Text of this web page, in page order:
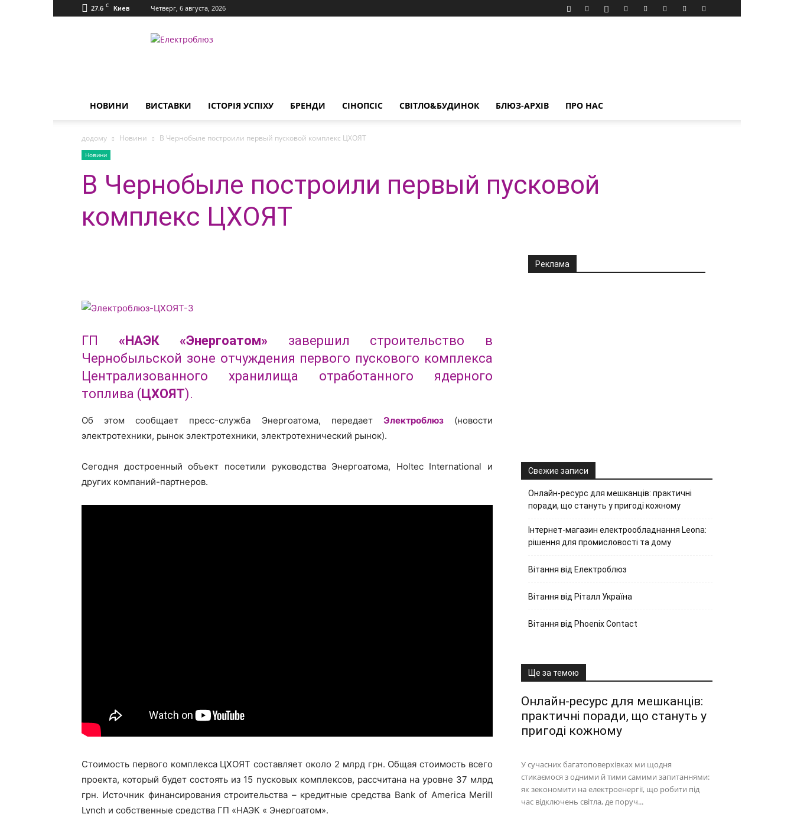
27.6 C Киев Четверг, 6 августа, 2026
Електроблюз
НОВИНИ ВИСТАВКИ ІСТОРІЯ УСПІХУ БРЕНДИ СІНОПСІС СВІТЛО&БУДИНОК БЛЮЗ-АРХІВ ПРО НАС
додому Новини В Чернобыле построили первый пусковой комплекс ЦХОЯТ
Новини
В Чернобыле построили первый пусковой
комплекс ЦХОЯТ
ГП «НАЭК «Энергоатом» завершил строительство в
Чернобыльской зоне отчуждения первого пускового комплекса
Централизованного хранилища отработанного ядерного
топлива (ЦХОЯТ).
Об этом сообщает пресс-служба Энергоатома, передает Электроблюз(новости
электротехники, рынок электротехники, электротехнический рынок).
Сегодня достроенный объект посетили руководства Энергоатома, Holtec International и
других компаний-партнеров.
Стоимость первого комплекса ЦХОЯТ составляет около 2 млрд грн. Общая стоимость всего
проекта, который будет состоять из 15 пусковых комплексов, рассчитана на уровне 37 млрд
грн. Источник финансирования строительства – кредитные средства Bank of America Merill
Lynch и собственные средства ГП «НАЭК « Энергоатом».
Реклама
Свежие записи
Онлайн-ресурс для мешканців: практичні
поради, що стануть у пригоді кожному
Інтернет-магазин електрообладнання Leona:
рішення для промисловості та дому
Вітання від Електроблюз
Вітання від Ріталл Україна
Вітання від Phoenix Contact
Ще за темою
Онлайн-ресурс для мешканців:
практичні поради, що стануть у
пригоді кожному
У сучасних багатоповерхівках ми щодня
стикаємося з одними й тими самими запитаннями:
як зекономити на електроенергії, що робити під
час відключень світла, де поруч...